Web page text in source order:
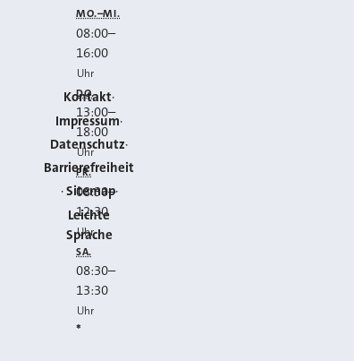
Kontakt
Impressum
Datenschutz
Barrierefreiheit
Sitemap
Leichte
Sprache
MO.–MI.
08:00–
16:00
Uhr
DO.
13:00–
18:00
Uhr
FR.
08:30–
12:30
Uhr
SA.
08:30–
13:30
Uhr
*